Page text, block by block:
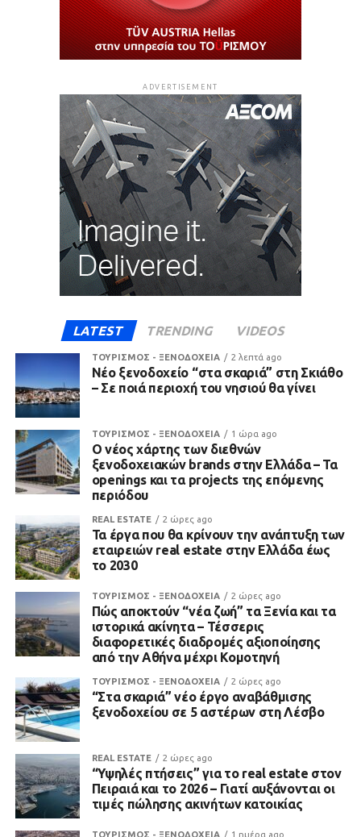
ADVERTISEMENT
LATEST TRENDING VIDEOS
ΤΟΥΡΙΣΜΟΣ - ΞΕΝΟΔΟΧΕΙΑ 2 λεπτά ago
Νέο ξενοδοχείο “στα σκαριά” στη Σκιάθο
– Σε ποιά περιοχή του νησιού θα γίνει
ΤΟΥΡΙΣΜΟΣ - ΞΕΝΟΔΟΧΕΙΑ 1 ώρα ago
Ο νέος χάρτης των διεθνών
ξενοδοχειακών brands στην Ελλάδα – Τα
openings και τα projects της επόμενης
περιόδου
REAL ESTATE 2 ώρες ago
Τα έργα που θα κρίνουν την ανάπτυξη των
εταιρειών real estate στην Ελλάδα έως
το 2030
ΤΟΥΡΙΣΜΟΣ - ΞΕΝΟΔΟΧΕΙΑ 2 ώρες ago
Πώς αποκτούν “νέα ζωή” τα Ξενία και τα
ιστορικά ακίνητα – Τέσσερις
διαφορετικές διαδρομές αξιοποίησης
από την Αθήνα μέχρι Κομοτηνή
ΤΟΥΡΙΣΜΟΣ - ΞΕΝΟΔΟΧΕΙΑ 2 ώρες ago
“Στα σκαριά” νέο έργο αναβάθμισης
ξενοδοχείου σε 5 αστέρων στη Λέσβο
REAL ESTATE 2 ώρες ago
“Υψηλές πτήσεις” για το real estate στον
Πειραιά και το 2026 – Γιατί αυξάνονται οι
τιμές πώλησης ακινήτων κατοικίας
ΤΟΥΡΙΣΜΟΣ - ΞΕΝΟΔΟΧΕΙΑ 1 ημέρα ago